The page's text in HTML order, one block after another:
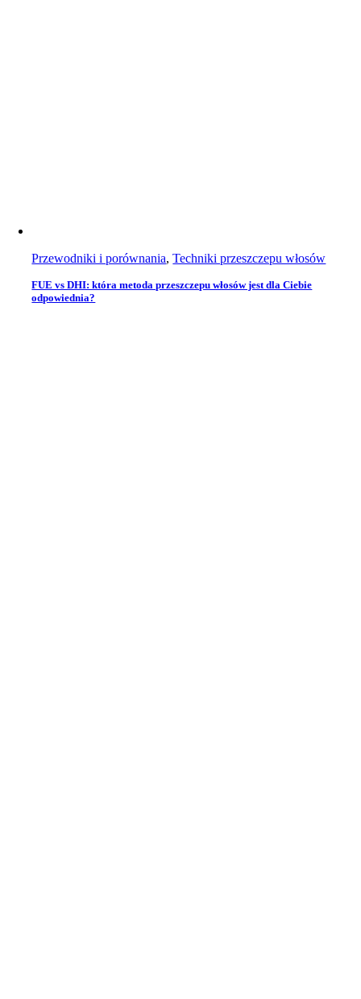
Przewodniki i porównania,Techniki przeszczepu włosów
FUE vs DHI: która metoda przeszczepu włosów jest dla Ciebie
odpowiednia?